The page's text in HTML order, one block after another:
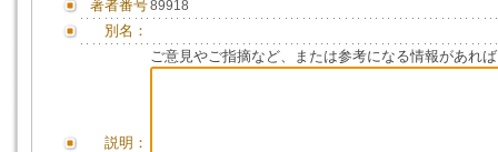
著者番号89918
別名：
説明：
ご意見やご指摘など、または参考になる情報があれ